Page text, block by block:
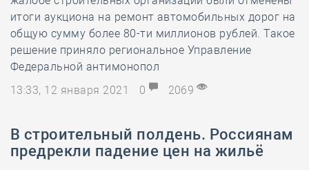
итоги аукциона на ремонт автомобильных дорог на
общую сумму более 80-ти миллионов рублей. Такое
решение приняло региональное Управление
Федеральной антимонопол
13:33, 12 января 2021
0 2069
В строительный полдень. Россиянам
предрекли падение цен на жильё